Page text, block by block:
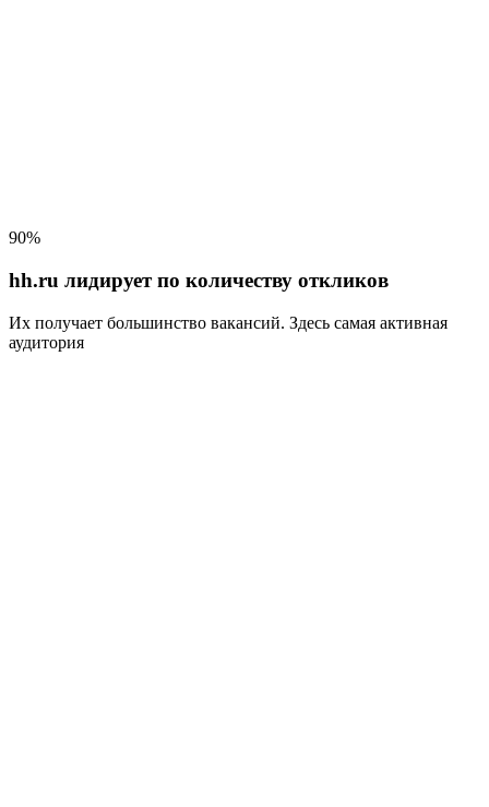
90%
hh.ru лидирует по количеству откликов
Их получает большинство вакансий. Здесь самая активная
аудитория